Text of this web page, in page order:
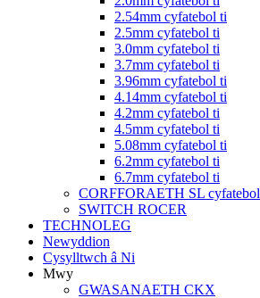
2.54mm cyfatebol ti
2.5mm cyfatebol ti
3.0mm cyfatebol ti
3.7mm cyfatebol ti
3.96mm cyfatebol ti
4.14mm cyfatebol ti
4.2mm cyfatebol ti
4.5mm cyfatebol ti
5.08mm cyfatebol ti
6.2mm cyfatebol ti
6.7mm cyfatebol ti
CORFFORAETH SL cyfatebol
SWITCH ROCER
TECHNOLEG
Newyddion
Cysylltwch â Ni
Mwy
GWASANAETH CKX